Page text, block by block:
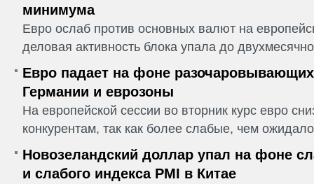
минимума
Евро ослаб против основных валют на
деловая активность блока упала до
Евро падает на фоне
Германии и еврозоны
На европейской сессии во вторник курс евро
конкурентам, так как более слабые, чем
Новозеландский доллар упал на фоне
и слабого индекса PMI в Китае